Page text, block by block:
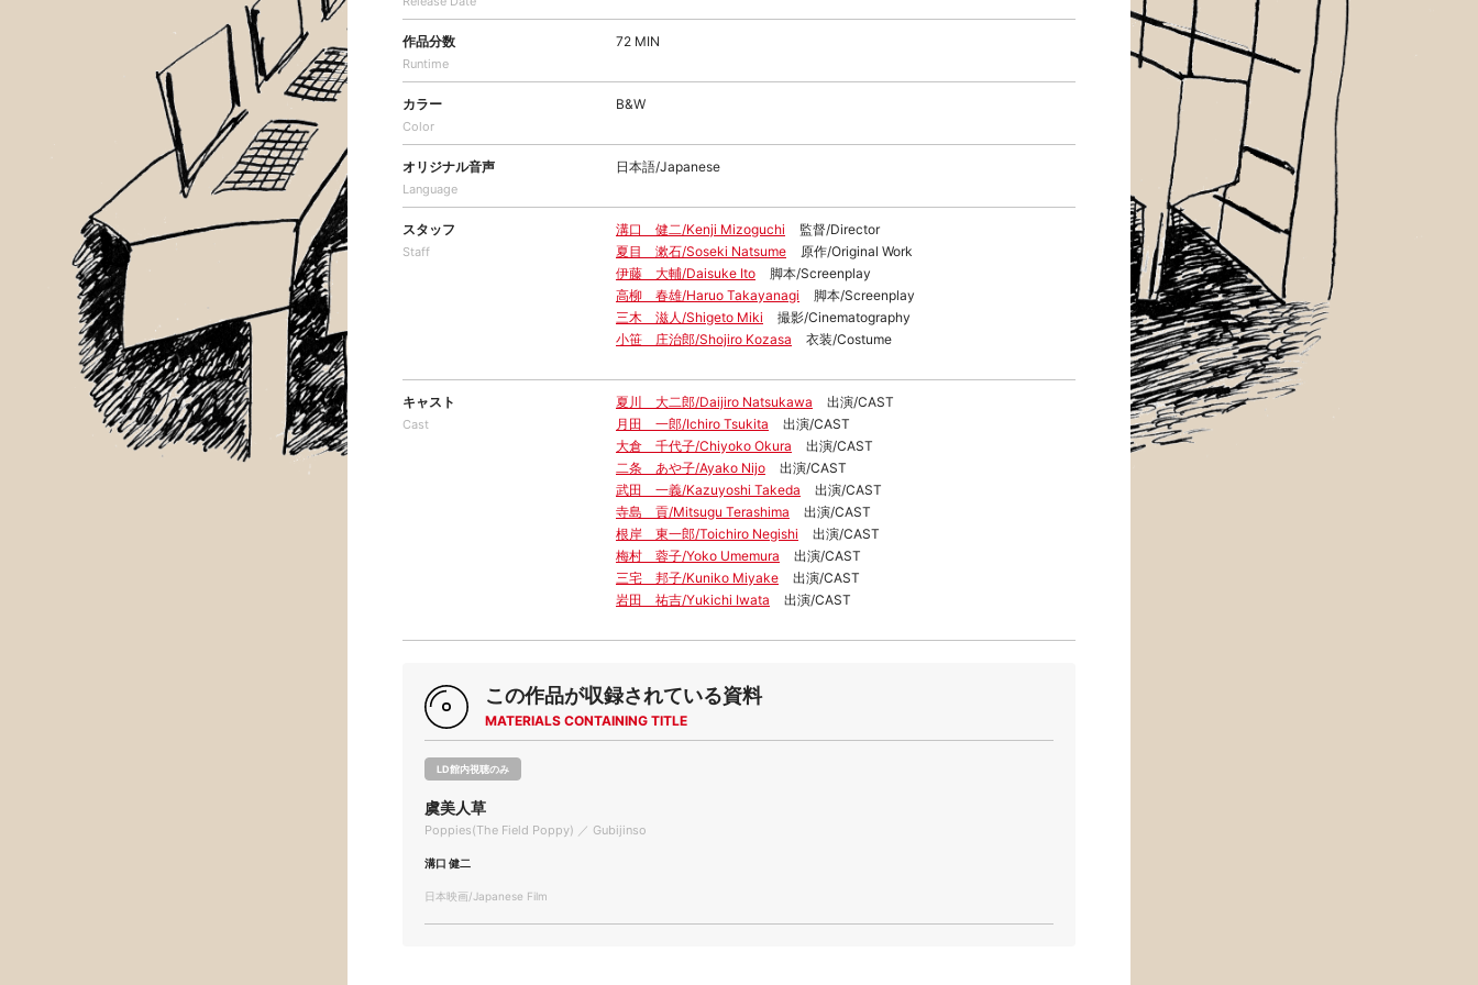
作品分数
Runtime
72 MIN
カラー
Color
B&W
オリジナル音声
Language
日本語/Japanese
スタッフ
Staff
溝口 健二/Kenji Mizoguchi
監督/Director
夏目 漱石/Soseki Natsume
原作/Original Work
伊藤 大輔/Daisuke Ito
脚本/Screenplay
高柳 春雄/Haruo Takayanagi
脚本/Screenplay
三木 滋人/Shigeto Miki
撮影/Cinematography
小笹 庄治郎/Shojiro Kozasa
衣装/Costume
キャスト
Cast
夏川 大二郎/Daijiro Natsukawa
出演/CAST
月田 一郎/Ichiro Tsukita
出演/CAST
大倉 千代子/Chiyoko Okura
出演/CAST
二条 あや子/Ayako Nijo
出演/CAST
武田 一義/Kazuyoshi Takeda
出演/CAST
寺島 貢/Mitsugu Terashima
出演/CAST
根岸 東一郎/Toichiro Negishi
出演/CAST
梅村 蓉子/Yoko Umemura
出演/CAST
三宅 邦子/Kuniko Miyake
出演/CAST
岩田 祐吉/Yukichi Iwata
出演/CAST
この作品が収録されている資料
MATERIALS CONTAINING TITLE
LD館内視聴のみ
虞美人草
Poppies(The Field Poppy) ／ Gubijinso
溝口 健二
日本映画/Japanese Film